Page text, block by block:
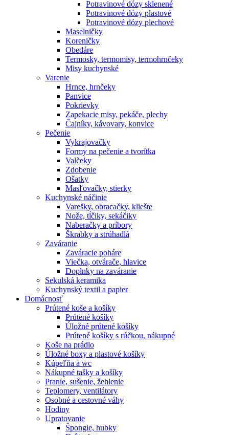
Potravinové dózy sklenené
Potravinové dózy plastové
Potravinové dózy plechové
Maselničky
Koreničky
Obedáre
Termosky, termomisy, termohrnčeky
Misy kuchynské
Varenie
Hrnce, hrnčeky
Panvice
Pokrievky
Zapekacie misy, pekáče, plechy
Čajníky, kávovary, konvice
Pečenie
Vykrajovačky
Formy na pečenie a tvorítka
Valčeky
Zdobenie
Ošatky
Masľovačky, stierky
Kuchynské náčinie
Varešky, obracačky, kliešte
Nože, tĺčiky, sekáčiky
Naberačky a príbory
Škrabky a strúhadlá
Zaváranie
Zaváracie poháre
Viečka, otvárače, hlavice
Doplnky na zaváranie
Sekulská keramika
Kuchynský textil a papier
Domácnosť
Prútené koše a košíky
Prútené košíky
Úložné prútené košíky
Prútené košíky s rúčkou, nákupné
Koše na prádlo
Úložné boxy a plastové košíky
Kúpeľňa a wc
Nákupné tašky a košíky
Pranie, sušenie, žehlenie
Teplomery, ventilátory
Osobné a cestovné váhy
Hodiny
Upratovanie
Špongie, hubky